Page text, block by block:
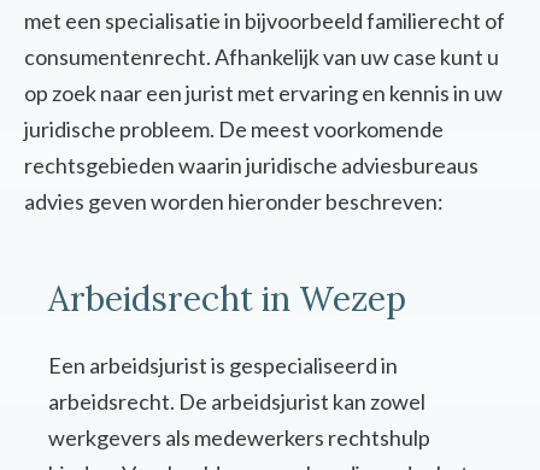
met een specialisatie in bijvoorbeeld familierecht of
consumentenrecht. Afhankelijk van uw case kunt u
op zoek naar een jurist met ervaring en kennis in uw
juridische probleem. De meest voorkomende
rechtsgebieden waarin juridische adviesbureaus
advies geven worden hieronder beschreven:
Arbeidsrecht in Wezep
Een arbeidsjurist is gespecialiseerd in
arbeidsrecht. De arbeidsjurist kan zowel
werkgevers als medewerkers rechtshulp